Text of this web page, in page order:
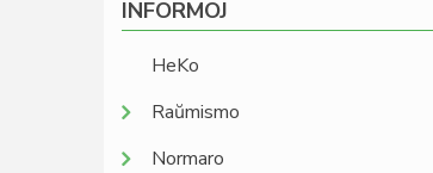
INFORMOJ
HeKo
Raŭmismo
Normaro